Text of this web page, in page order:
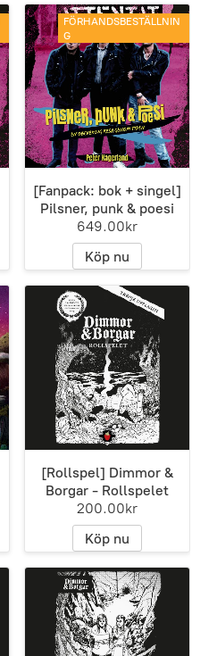
FÖRHANDSBESTÄLLNIN
G
[Fanpack: bok + singel]
Pilsner, punk & poesi
649.00kr
Köp nu
[Rollspel] Dimmor &
Borgar - Rollspelet
200.00kr
Köp nu